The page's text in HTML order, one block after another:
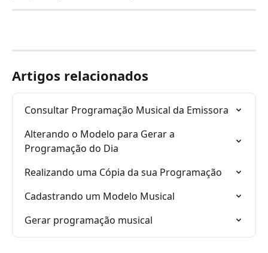
Artigos relacionados
Consultar Programação Musical da Emissora
Alterando o Modelo para Gerar a
Programação do Dia
Realizando uma Cópia da sua Programação
Cadastrando um Modelo Musical
Gerar programação musical